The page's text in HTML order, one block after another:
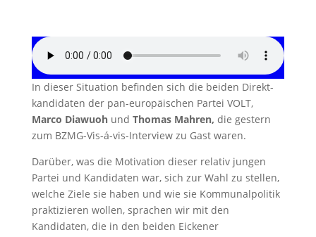
In dieser Situation befinden sich die beiden Direkt­
kandidaten der pan-europäischen Partei VOLT,
Marco Diawuohund Thomas Mahren, die gestern
zum BZMG-Vis-á-vis-Interview zu Gast waren.
Darüber, was die Motivation dieser relativ jungen
Partei und Kandidaten war, sich zur Wahl zu stellen,
welche Ziele sie haben und wie sie Kommunalpolitik
praktizieren wollen, sprachen wir mit den
Kandidaten, die in den beiden Eickener